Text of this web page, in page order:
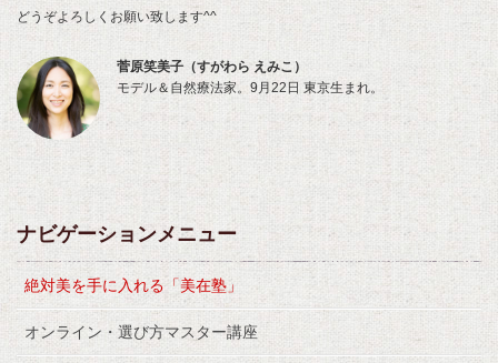
どうぞよろしくお願い致します^^
菅原笑美子（すがわら えみこ）
モデル＆自然療法家。9月22日 東京生まれ。
ナビゲーションメニュー
絶対美を手に入れる「美在塾」
オンライン・選び方マスター講座